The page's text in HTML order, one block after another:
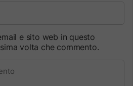
e sito web in questo
volta che commento.